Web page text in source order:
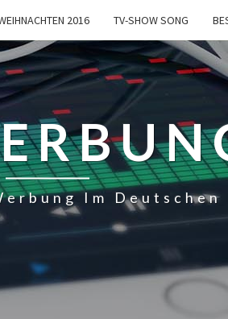
2016 TV-SHOW SONG
Im Deutschen